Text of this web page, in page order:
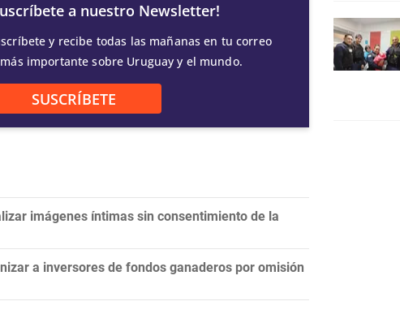
a nuestro Newsletter!
y recibe todas las mañanas en tu correo
importante sobre Uruguay y el mundo.
SUSCRÍBETE
imágenes íntimas sin consentimiento de la
a inversores de fondos ganaderos por omisión